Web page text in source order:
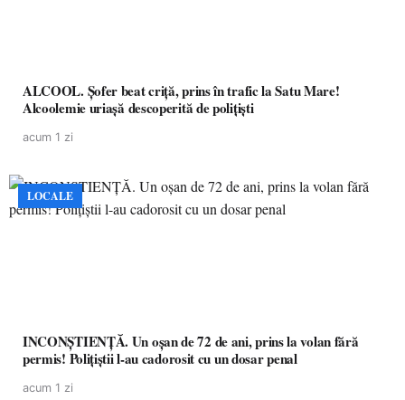
ALCOOL. Șofer beat criță, prins în trafic la Satu Mare!
Alcoolemie uriașă descoperită de polițiști
acum 1 zi
LOCALE
INCONȘTIENȚĂ. Un oșan de 72 de ani, prins la volan fără
permis! Polițiștii l-au cadorosit cu un dosar penal
acum 1 zi